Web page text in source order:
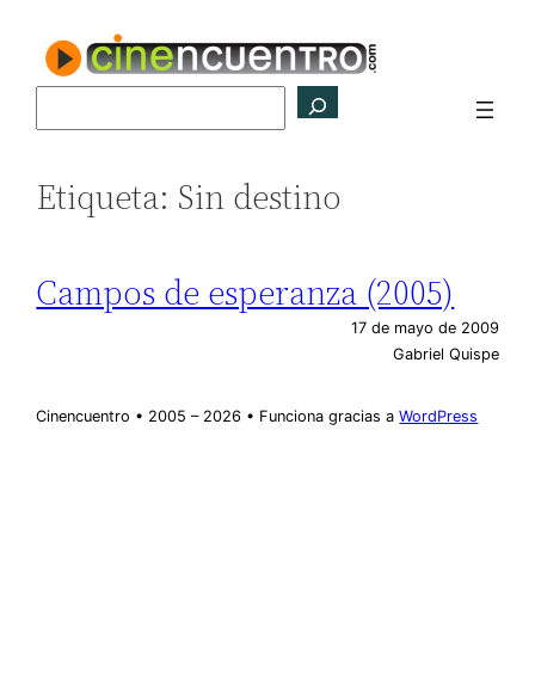
contenido
Etiqueta: Sin destino
Campos de esperanza (2005)
17 de mayo de 2009
Gabriel Quispe
Cinencuentro • 2005 – 2026 • Funciona gracias aWordPress